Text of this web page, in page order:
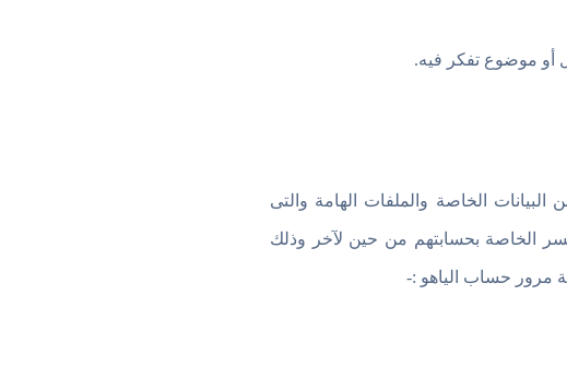
أو موضوع تفكر فيه.
الخاصة والملفات الهامة والتى
الخاصة بحسابتهم من حين لآخر وذلك
مرور حساب الياهو :-